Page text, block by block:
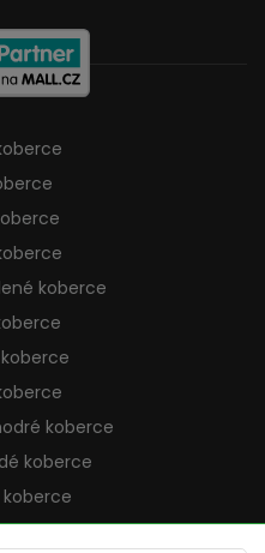
koberce
koberce
koberce
koberce